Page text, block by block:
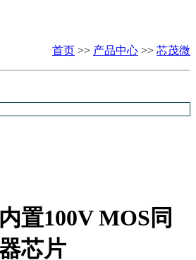
首页 >> 产品中心 >> 芯茂微
置100V MOS同
芯片